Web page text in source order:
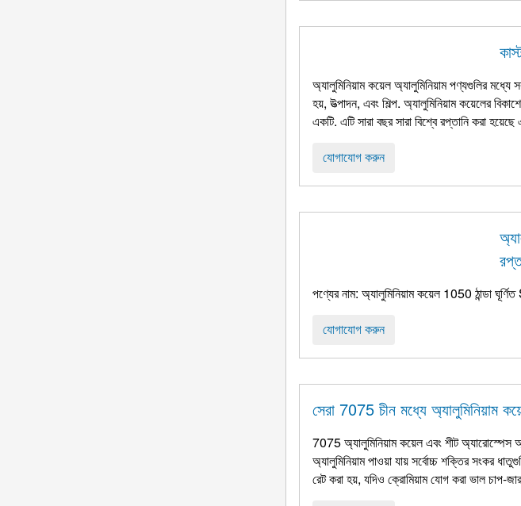
অ্যালুমিনিয়াম কয়েল অ্যালুমিনিয়াম পণ্যগুলির মধ্যে
হয়, উত্পাদন, এবং শিল্প. অ্যালুমিনিয়াম কয়েলের
একটি. এটি সারা বছর সারা বিশ্বে রপ্তানি করা
যোগাযোগ করুন
পণ্যের নাম: অ্যালুমিনিয়াম কয়েল 1050
যোগাযোগ করুন
সেরা 7075 চীন মধ্যে অ্যালুমিনিয়াম
7075 অ্যালুমিনিয়াম কয়েল এবং শীট অ্যারোস্পেস
অ্যালুমিনিয়াম পাওয়া যায় সর্বোচ্চ শক্তির সংকর
রেট করা হয়, যদিও ক্রোমিয়াম যোগ করা ভাল চাপ-